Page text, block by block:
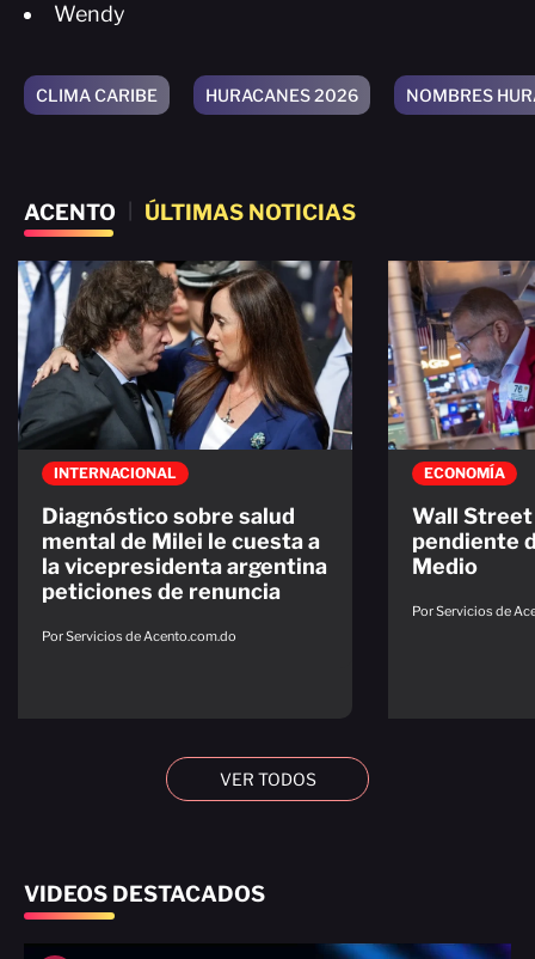
Wendy
CLIMA CARIBE HURACANES 2026 NOMBRES
ACENTO ÚLTIMAS NOTICIAS
INTERNACIONAL
Diagnóstico sobre salud
mental de Milei le cuesta a
la vicepresidenta argentina
peticiones de renuncia
Por Servicios de Acento.com.do
ECONOMÍA
Wall
pendiente
Medio
Por Servicios de
VER TODOS
VIDEOS DESTACADOS